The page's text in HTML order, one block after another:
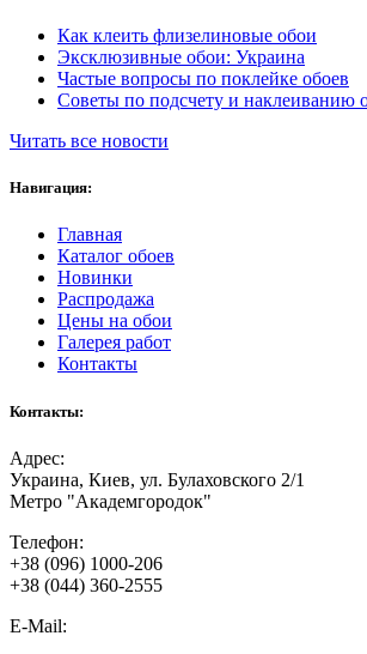
Как клеить флизелиновые обои
Эксклюзивные обои: Украина
Частые вопросы по поклейке обоев
Советы по подсчету и наклеиванию
Читать все новости
Навигация:
Главная
Каталог обоев
Новинки
Распродажа
Цены на обои
Галерея работ
Контакты
Контакты:
Адрес:
Украина, Киев, ул. Булаховского 2/1
Метро "Академгородок"
Телефон:
+38 (096) 1000-206
+38 (044) 360-2555
E-Mail: